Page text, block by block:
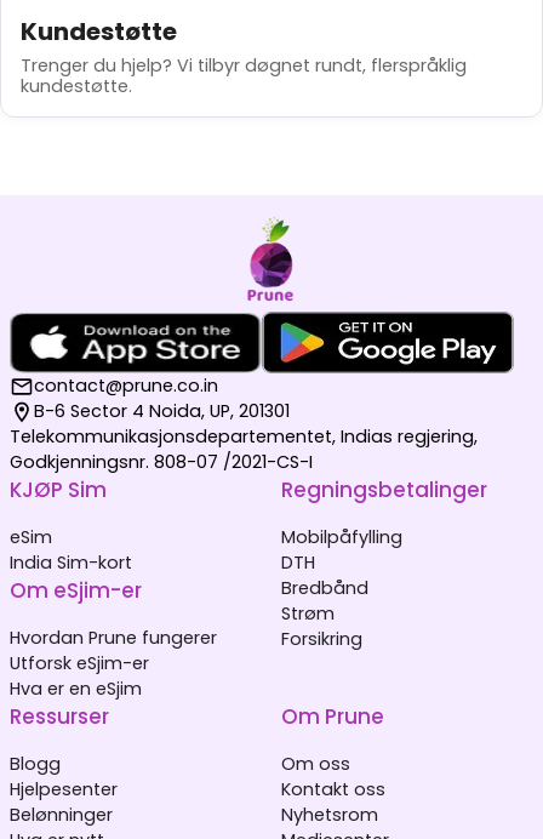
Kundestøtte
Trenger du hjelp? Vi tilbyr døgnet rundt, flerspråklig
kundestøtte.
contact@prune.co.in
B-6 Sector 4 Noida, UP, 201301
Telekommunikasjonsdepartementet, Indias regjering,
Godkjenningsnr. 808-07 /2021-CS-I
KJØP Sim
eSim
India Sim-kort
Om eSjim-er
Hvordan Prune fungerer
Utforsk eSjim-er
Hva er en eSjim
Regningsbetalinger
Mobilpåfylling
DTH
Bredbånd
Strøm
Forsikring
Ressurser
Blogg
Hjelpesenter
Belønninger
Om Prune
Om oss
Kontakt oss
Nyhetsrom